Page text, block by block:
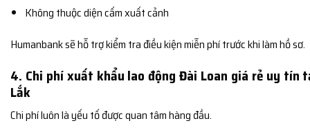
Không thuộc diện cấm xuất cảnh
Humanbank sẽ hỗ trợ kiểm tra điều kiện miễn phí trước khi làm hồ sơ.
4. Chi phí xuất khẩu lao động Đài Loan giá rẻ uy tín
Lắk
Chi phí luôn là yếu tố được quan tâm hàng đầu.